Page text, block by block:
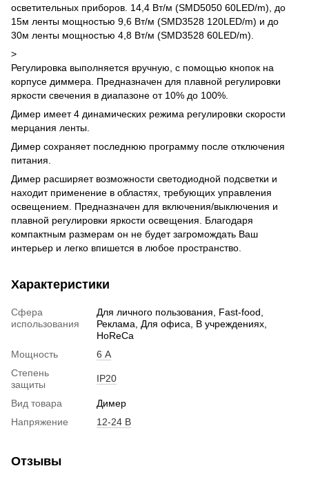
осветительных приборов. 14,4 Вт/м (SMD5050 60LED/m), до
15м ленты мощностью 9,6 Вт/м (SMD3528 120LED/m) и до
30м ленты мощностью 4,8 Вт/м (SMD3528 60LED/m).
>
Регулировка выполняется вручную, с помощью кнопок на
корпусе диммера. Предназначен для плавной регулировки
яркости свечения в диапазоне от 10% до 100%.
Димер имеет 4 динамических режима регулировки скорости
мерцания ленты.
Димер сохраняет последнюю программу после отключения
питания.
Димер расширяет возможности светодиодной подсветки и
находит применение в областях, требующих управления
освещением. Предназначен для включения/выключения и
плавной регулировки яркости освещения. Благодаря
компактным размерам он не будет загромождать Ваш
интерьер и легко впишется в любое пространство.
Характеристики
Сфера
использования
Для личного пользования, Fast-food,
Реклама, Для офиса, В учреждениях,
HoReCa
Мощность
6 А
Степень
защиты
IP20
Вид товара
Димер
Напряжение
12-24 В
Отзывы